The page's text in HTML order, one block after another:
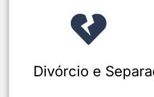
Divórcio e